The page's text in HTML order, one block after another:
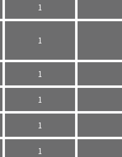
1
1
1
1
1
1